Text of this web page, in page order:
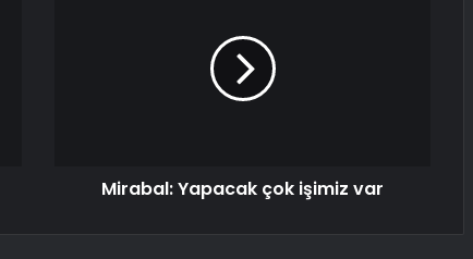
Mirabal: Yapacak çok işimiz var